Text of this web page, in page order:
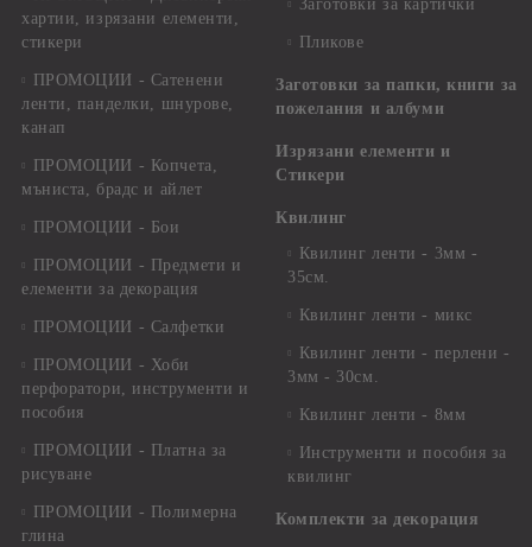
хартии, изрязани елементи,
стикери
ПРОМОЦИИ - Сатенени
ленти, панделки, шнурове,
канап
ПРОМОЦИИ - Копчета,
мъниста, брадс и айлет
ПРОМОЦИИ - Бои
ПРОМОЦИИ - Предмети и
елементи за декорация
ПРОМОЦИИ - Салфетки
ПРОМОЦИИ - Хоби
перфоратори, инструменти и
пособия
ПРОМОЦИИ - Платна за
рисуване
ПРОМОЦИИ - Полимерна
глина
Заготовки за картички
Пликове
Заготовки за папки, книги за
пожелания и албуми
Изрязани елементи и
Стикери
Квилинг
Квилинг ленти - 3мм -
35см.
Квилинг ленти - микс
Квилинг ленти - перлени -
3мм - 30см.
Квилинг ленти - 8мм
Инструменти и пособия за
квилинг
Комплекти за декорация